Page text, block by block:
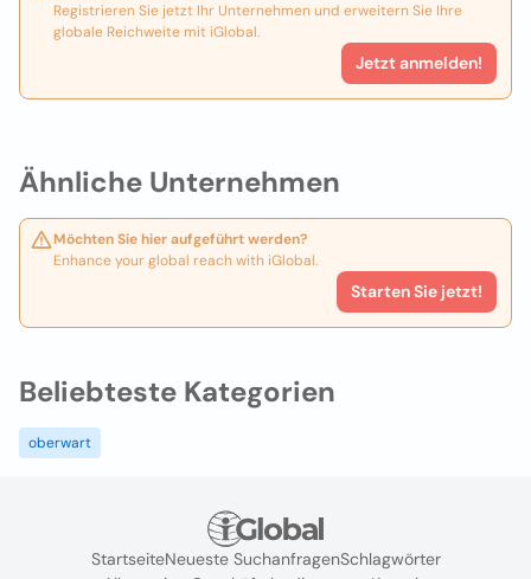
Ähnliche Unternehmen
Möchten Sie hier aufgeführt werden?
Enhance your global reach with iGlobal.
Starten Sie jetzt!
Registrieren Sie jetzt Ihr Unternehmen und erweitern Sie Ihre
globale Reichweite mit iGlobal.
Jetzt anmelden!
Beliebteste Kategorien
oberwart
StartseiteNeueste SuchanfragenSchlagwörter